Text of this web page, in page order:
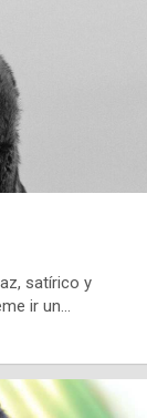
satírico y
ir un…